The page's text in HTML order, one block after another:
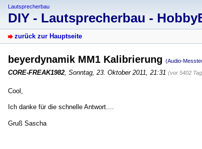
Lautsprecherbau
DIY - Lautsprecherbau -
zurück zur Hauptseite
beyerdynamik MM1 Kalibrierung (Audio-
CORE-FREAK1982, Sonntag, 23. Oktober 2011, 21:31 (vor 5402
Cool,
Ich danke für die schnelle Antwort....
Gruß Sascha